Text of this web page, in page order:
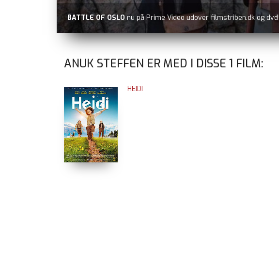
BATTLE OF OSLO nu på Prime Video udover filmstriben.dk og dvd
ANUK STEFFEN ER MED I DISSE 1 FILM:
HEIDI